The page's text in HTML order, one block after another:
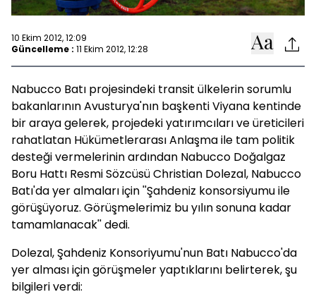
10 Ekim 2012, 12:09
Güncelleme : 11 Ekim 2012, 12:28
Nabucco Batı projesindeki transit ülkelerin sorumlu
bakanlarının Avusturya'nın başkenti Viyana kentinde
bir araya gelerek, projedeki yatırımcıları ve üreticileri
rahatlatan Hükümetlerarası Anlaşma ile tam politik
desteği vermelerinin ardından Nabucco Doğalgaz
Boru Hattı Resmi Sözcüsü Christian Dolezal, Nabucco
Batı'da yer almaları için ''Şahdeniz konsorsiyumu ile
görüşüyoruz. Görüşmelerimiz bu yılın sonuna kadar
tamamlanacak'' dedi.
Dolezal, Şahdeniz Konsoriyumu'nun Batı Nabucco'da
yer alması için görüşmeler yaptıklarını belirterek, şu
bilgileri verdi: